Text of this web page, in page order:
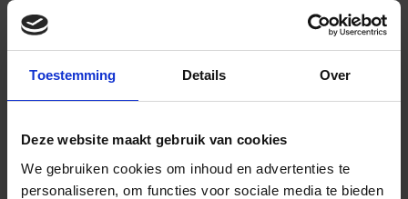
Toestemming Details Over
Deze website maakt gebruik van cookies
We gebruiken cookies om inhoud en advertenties te
personaliseren, om functies voor sociale media te bieden